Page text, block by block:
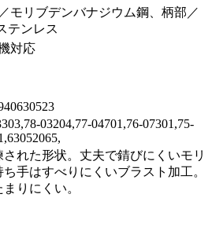
モリブデンバナジウム鋼、柄部／
テンレス
対応
03204,77-04701,76-07301,75-
れた形状。丈夫で錆びにくいモリ
手はすべりにくいブラスト加工。
りにくい。